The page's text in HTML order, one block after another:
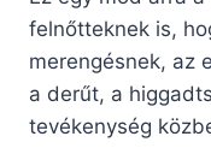
felnőtteknek is,
merengésnek, az
a derűt, a
tevékenység